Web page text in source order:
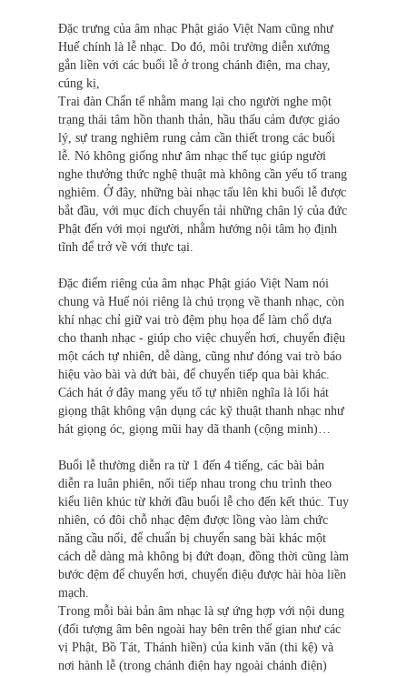
Đặc trưng của âm nhạc Phật giáo Việt Nam cũng như
Huế chính là lễ nhạc. Do đó, môi trường diễn xướng
gắn liền với các buổi lễ ở trong chánh điện, ma chay,
cúng kị,
Trai đàn Chẩn tế nhằm mang lại cho người nghe một
trạng thái tâm hồn thanh thản, hầu thấu cảm được giáo
lý, sự trang nghiêm rung cảm cần thiết trong các buổi
lễ. Nó không giống như âm nhạc thế tục giúp người
nghe thưởng thức nghệ thuật mà không cần yếu tố trang
nghiêm. Ở đây, những bài nhạc tấu lên khi buổi lễ được
bắt đầu, với mục đích chuyển tải những chân lý của đức
Phật đến với mọi người, nhằm hướng nội tâm họ định
tĩnh để trở về với thực tại.
Đặc điểm riêng của âm nhạc Phật giáo Việt Nam nói
chung và Huế nói riêng là chú trọng về thanh nhạc, còn
khí nhạc chỉ giữ vai trò đệm phụ họa để làm chổ dựa
cho thanh nhạc - giúp cho việc chuyển hơi, chuyển điệu
một cách tự nhiên, dễ dàng, cũng như đóng vai trò báo
hiệu vào bài và dứt bài, để chuyển tiếp qua bài khác.
Cách hát ở đây mang yếu tố tự nhiên nghĩa là lối hát
giọng thật không vận dụng các kỹ thuật thanh nhạc như
hát giọng óc, giọng mũi hay dã thanh (cộng minh)…
Buổi lễ thường diễn ra từ 1 đến 4 tiếng, các bài bản
diễn ra luân phiên, nối tiếp nhau trong chu trình theo
kiểu liên khúc từ khởi đầu buổi lễ cho đến kết thúc. Tuy
nhiên, có đôi chỗ nhạc đệm được lồng vào làm chức
năng cầu nối, để chuẩn bị chuyển sang bài khác một
cách dễ dàng mà không bị đứt đoạn, đồng thời cũng làm
bước đệm để chuyển hơi, chuyển điệu được hài hòa liền
mạch.
Trong mỗi bài bản âm nhạc là sự ứng hợp với nội dung
(đối tượng âm bên ngoài hay bên trên thế gian như các
vị Phật, Bồ Tát, Thánh hiền) của kinh văn (thi kệ) và
nơi hành lễ (trong chánh điện hay ngoài chánh điện)